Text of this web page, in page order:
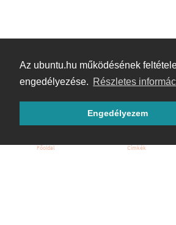
Az ubuntu.hu működésének
engedélyezése. Részletes
Engedélyezem
Főoldal Címkék